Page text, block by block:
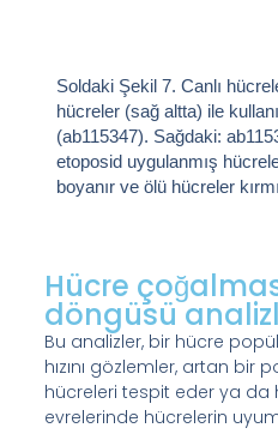
Soldaki Şekil 7. Canlı
hücreler (sağ altta) ile
(ab115347). Sağdaki:
etoposid uygulanmış
boyanır ve ölü hücreler
Hücre
döngüsü
Bu analizler, bir hücre
hızını gözlemler, artan bir
hücreleri tespit eder ya da
evrelerinde hücrelerin